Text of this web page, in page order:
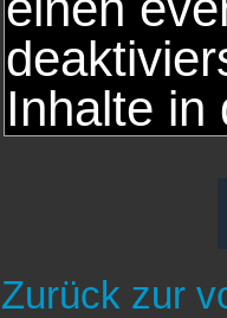
Inhalte in
Zurück zur